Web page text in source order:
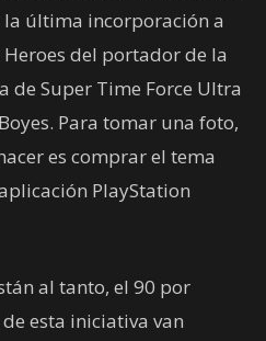
última incorporación a
del portador de la
de Super Time Force Ultra
Para tomar una foto,
es comprar el tema
PlayStation
al tanto, el 90 por
esta iniciativa van